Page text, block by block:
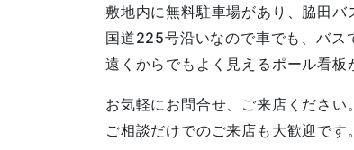
敷地内に無料駐車場があり、脇田バ
国道225号沿いなので車でも、バス
遠くからでもよく見えるポール看板
お気軽にお問合せ、ご来店ください。
ご相談だけでのご来店も大歓迎です。